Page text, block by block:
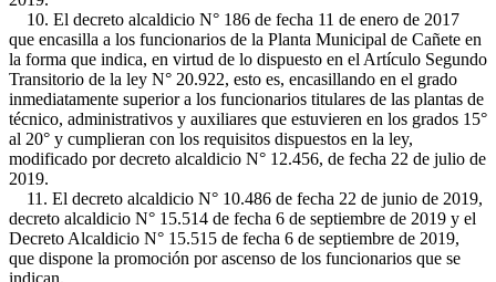
10. El decreto alcaldicio N° 186 de fecha 11 de enero de 2017
que encasilla a los funcionarios de la Planta Municipal de Cañete en
la forma que indica, en virtud de lo dispuesto en el Artículo Segundo
Transitorio de la ley N° 20.922, esto es, encasillando en el grado
inmediatamente superior a los funcionarios titulares de las plantas de
técnico, administrativos y auxiliares que estuvieren en los grados 15°
al 20° y cumplieran con los requisitos dispuestos en la ley,
modificado por decreto alcaldicio N° 12.456, de fecha 22 de julio de
2019.
11. El decreto alcaldicio N° 10.486 de fecha 22 de junio de 2019,
decreto alcaldicio N° 15.514 de fecha 6 de septiembre de 2019 y el
Decreto Alcaldicio N° 15.515 de fecha 6 de septiembre de 2019,
que dispone la promoción por ascenso de los funcionarios que se
indican.